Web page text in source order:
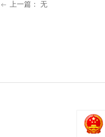
ꂃ 上一篇： 无